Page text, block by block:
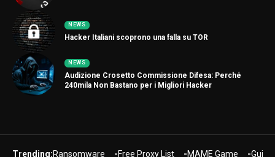
NEWS
Hacker Italiani scoprono una falla su TOR
NEWS
Audizione Crosetto Commissione Difesa: Perché
240mila Non Bastano per i Migliori Hacker
Trending:Ransomware Free Proxy List MAME Game Guide